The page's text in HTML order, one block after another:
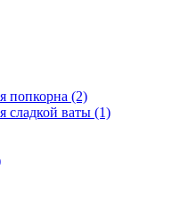
попкорна (2)
сладкой ваты (1)